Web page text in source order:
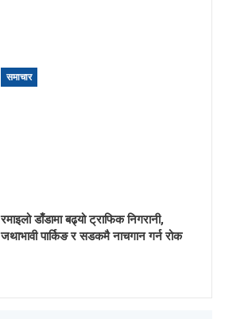
समाचार
रमाइलो डाँडामा बढ्यो ट्राफिक निगरानी,
जथाभावी पार्किङ र सडकमै नाचगान गर्न रोक